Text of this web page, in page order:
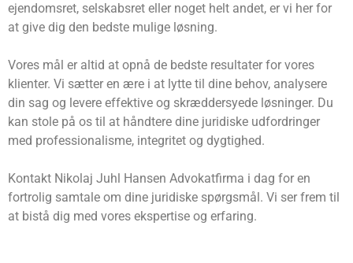
ejendomsret, selskabsret eller noget helt andet, er vi her for
at give dig den bedste mulige løsning.
Vores mål er altid at opnå de bedste resultater for vores
klienter. Vi sætter en ære i at lytte til dine behov, analysere
din sag og levere effektive og skræddersyede løsninger. Du
kan stole på os til at håndtere dine juridiske udfordringer
med professionalisme, integritet og dygtighed.
Kontakt Nikolaj Juhl Hansen Advokatfirma i dag for en
fortrolig samtale om dine juridiske spørgsmål. Vi ser frem til
at bistå dig med vores ekspertise og erfaring.